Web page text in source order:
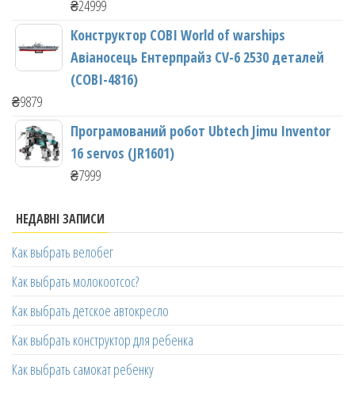
₴24999
Конструктор COBI World of warships
Авіаносець Ентерпрайз CV-6 2530 деталей
(COBI-4816)
₴9879
Програмований робот Ubtech Jimu Inventor
16 servos (JR1601)
₴7999
НЕДАВНІ ЗАПИСИ
Как выбрать велобег
Как выбрать молокоотсос?
Как выбрать детское автокресло
Как выбрать конструктор для ребенка
Как выбрать самокат ребенку